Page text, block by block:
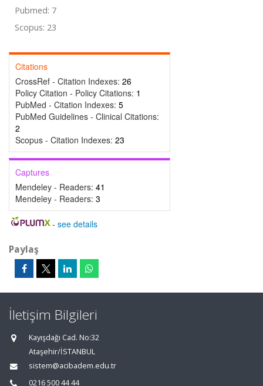
Pubmed: 7
Scopus: 23
Citations
CrossRef - Citation Indexes: 26
Policy Citation - Policy Citations: 1
PubMed - Citation Indexes: 5
PubMed Guidelines - Clinical Citations:
2
Scopus - Citation Indexes: 23
Captures
Mendeley - Readers: 41
Mendeley - Readers: 3
- see details
Paylaş
İletişim Bilgileri
Kayışdağı Cad. No:32
Ataşehir/İSTANBUL
sistem@acibadem.edu.tr
0216 500 44 44